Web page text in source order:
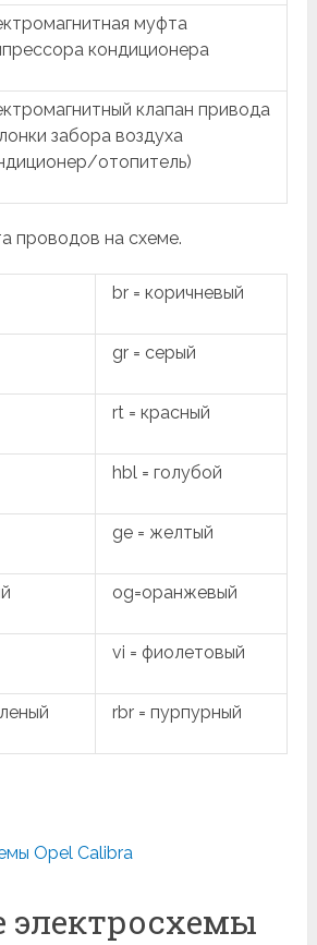
муфта
кондиционера
клапан привода
забора воздуха
отопитель)
проводов на схеме.
br = коричневый
gr = серый
rt = красный
hbl = голубой
ge = желтый
og=оранжевый
vi = фиолетовый
rbr = пурпурный
Opel Calibra
электросхемы